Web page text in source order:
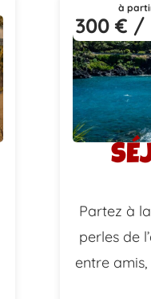
à
300 € /
Partez à
perles de
entre